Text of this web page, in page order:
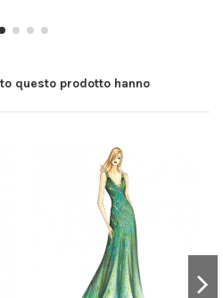
questo prodotto hanno